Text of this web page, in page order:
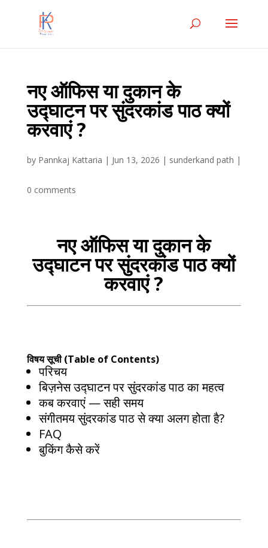
नए ऑफिस या दुकान के
उद्घाटन पर सुंदरकांड पाठ क्यों
करवाएं ?
by Pannkaj Kattaria | Jun 13, 2026 | sunderkand path |
0 comments
नए ऑफिस या दुकान के
उद्घाटन पर सुंदरकांड पाठ क्यों
करवाएं ?
विषय सूची (Table of Contents)
परिचय
बिज़नेस उद्घाटन पर सुंदरकांड पाठ का महत्व
कब करवाएं — सही समय
संगीतमय सुंदरकांड पाठ से क्या अलग होता है?
FAQ
बुकिंग कैसे करें